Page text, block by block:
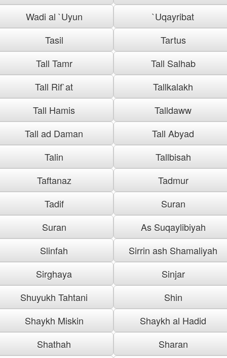
Wadi al `Uyun
`Uqayribat
Tasil
Tartus
Tall Tamr
Tall Salhab
Tall Rif`at
Tallkalakh
Tall Hamis
Talldaww
Tall ad Daman
Tall Abyad
Talin
Tallbisah
Taftanaz
Tadmur
Tadif
Suran
Suran
As Suqaylibiyah
Slinfah
Sirrin ash Shamaliyah
Sirghaya
Sinjar
Shuyukh Tahtani
Shin
Shaykh Miskin
Shaykh al Hadid
Shathah
Sharan